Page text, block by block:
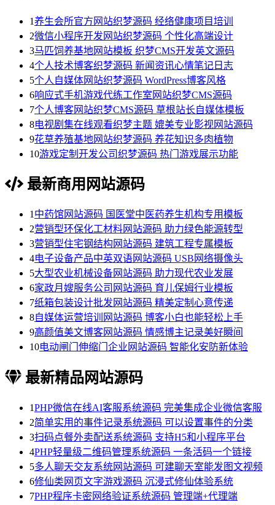
1养生会所官方网站织梦源码 经络健康项目培训
2微信小程序开发网站织梦源码 个性化高端设计
3马匹饲养基地网站模板 织梦CMS开发英文源码
4个人技术博客织梦源码 新闻资讯心情笔记日志
5个人自媒体网站织梦源码 WordPress博客风格
6响应式手机游戏代练工作室网站织梦CMS源码
7个人博客网站织梦CMS源码 草根站长自媒体模板
8电视剧集在线观看织梦主题 媲美专业影视网站源码
9花草养殖基地网站织梦源码 养花知识多肉植物
10游戏定制开发公司织梦源码 热门游戏展示功能
最新商用网站源码
1 中药馆网站源码 国医堂中医药养生机构专用模板
2营销型环保化工材料网站源码 助力绿色能源转型
3营销型住宅钢结构网站源码 建筑工程专属模板
4电子设备产品中英双语网站源码 USB网络摄像头
5大型农业机械设备网站源码 助力现代农业发展
6家政月嫂服务公司网站源码 育儿保姆行业模板
7纸箱包装设计批发网站源码 精美定制心意传递
8自媒体运营培训网站源码 博客小白也能轻松上手
9高颜值美文博客网站源码 情感博主记录美好瞬间
10电动闸门伸缩门企业网站源码 智能化安防新体验
最新精品网站源码
1PHP微信在线AI客服系统源码 完美集成企业微信客服
2简单实用的事件记录系统源码 可以设置事件的分类
3扫码点餐外卖配送系统源码 支持H5和小程序平台
4PHP轻量级二维码管理系统源码 一条活码一个链接
5多人聊天交友系统网站源码 可建聊天室能发图文视频
6修仙类网页文字游戏源码 沉浸式修仙体验系统
7PHP程序卡密网络验证系统源码 管理端+代理端